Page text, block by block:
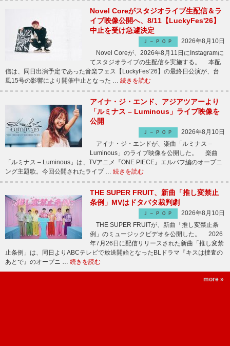
Novel Coreがスタジオライブ生配信＆ラ
イブ映像公開へ、8/11【LuckyFes'26】
中止を受け急遽決定
Ｊ－ＰＯＰ
2026年8月10日
Novel Coreが、2026年8月11日にInstagramに
てスタジオライブの生配信を実施する。 本配
信は、同日出演予定であった音楽フェス【LuckyFes’26】の最終日公演が、台
風15号の影響により開催中止となった … 続きを読む
アイナ・ジ・エンド、アジアツアーより
「ルミナス – Luminous」ライブ映像を
公開
Ｊ－ＰＯＰ
2026年8月10日
アイナ・ジ・エンドが、楽曲「ルミナス –
Luminous」のライブ映像を公開した。 楽曲
「ルミナス – Luminous」は、TVアニメ『ONE PIECE』エルバフ編のオープニ
ング主題歌。今回公開されたライブ … 続きを読む
THE SUPER FRUIT、新曲「推し変禁止
条例」MVはドタバタ裁判劇
Ｊ－ＰＯＰ
2026年8月10日
THE SUPER FRUITが、新曲「推し変禁止条
例」のミュージックビデオを公開した。 2026
年7月26日に配信リリースされた新曲「推し変禁
止条例」は、同日よりABCテレビで放送開始となったBLドラマ『キスは捜査の
あとで』のオープニ … 続きを読む
more »